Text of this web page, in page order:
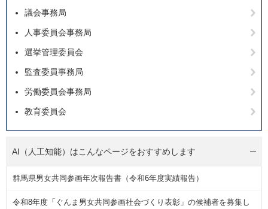
議会事務局
人事委員会事務局
選挙管理委員会
監査委員事務局
労働委員会事務局
教育委員会
AI（人工知能）はこんなページをおすすめします
群馬県男女共同参画年次報告書（令和6年度実績報告）
令和8年度「ぐんま男女共同参画社会づくり表彰」の候補者を募集し